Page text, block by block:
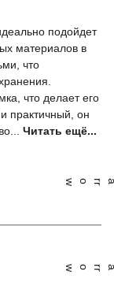
подойдет
материалов в
что
что делает его
практичный, он
Читать ещё...